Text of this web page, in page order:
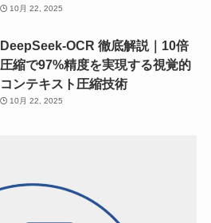
10月 22, 2025
DeepSeek-OCR 徹底解説｜10倍
圧縮で97%精度を実現する視覚的
コンテキスト圧縮技術
10月 22, 2025